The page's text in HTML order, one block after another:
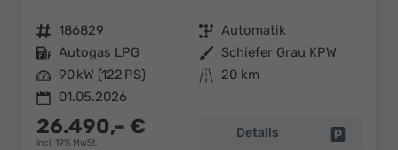
Fahrzeugnr. 186829 Getriebe Automatik
Kraftstoff Autogas LPG Außenfarbe Schiefer Grau KPW
Leistung 90 kW (122 PS) Kilometerstand
20 km
01.05.2026
26.490,– €
incl. 19% MwSt.
Details